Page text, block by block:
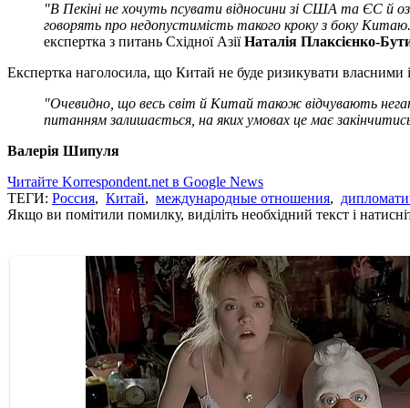
"В Пекіні не хочуть псувати відносини зі США та ЄС й
говорять про недопустимість такого кроку з боку
експертка з питань Східної АзіїНаталія Плаксієнко-
Експертка наголосила, що Китай не буде ризикувати власними
"Очевидно, що весь світ й Китай також відчувають
питанням залишається, на яких умовах це має
Валерія Шипуля
Читайте Korrespondent.net в Google News
ТЕГИ: Россия, Китай, международные отношения,
Якщо ви помітили помилку, виділіть необхідний текст і